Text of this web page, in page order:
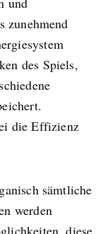
zunehmend
des Spiels,
die Effizienz
sämtliche
werden